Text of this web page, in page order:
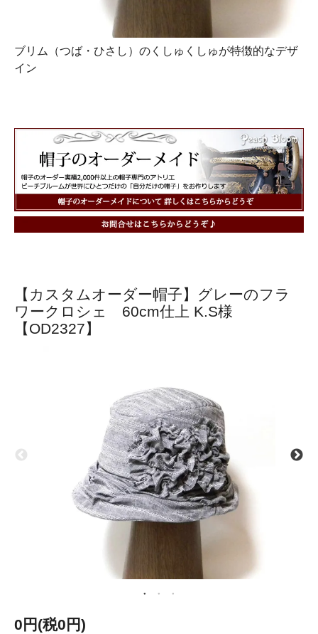
ブリム（つば・ひさし）のくしゅくしゅが特徴的なデザ
イン
【カスタムオーダー帽子】グレーのフラ
ワークロシェ 60cm仕上 K.S様
【OD2327】
0円(税0円)